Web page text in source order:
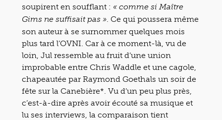
soupirent en soufflant : « comme si Maître
Gims ne suffisait pas » . Ce qui poussera même
son auteur à se surnommer quelques mois
plus tard l’OVNI. Car à ce moment-là, vu de
loin, Jul ressemble au fruit d’une union
improbable entre Chris Waddle et une cagole,
chapeautée par Raymond Goethals un soir de
fête sur la Canebière*. Vu d’un peu plus près,
c’est-à-dire après avoir écouté sa musique et
lu ses interviews, la comparaison tient